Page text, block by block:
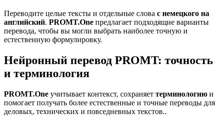
Переводите целые тексты и отдельные слова с немецкого на
английский. PROMT.One предлагает подходящие варианты
перевода, чтобы вы могли выбрать наиболее точную и
естественную формулировку.
Нейронный перевод PROMT: точность
и терминология
PROMT.One учитывает контекст, сохраняет терминологию и
помогает получать более естественные и точные переводы для
деловых, технических и повседневных текстов..